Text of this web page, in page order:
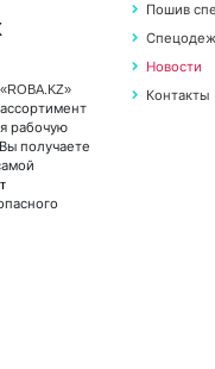
рабочую
получаете
Пошив
Новости
Контакты